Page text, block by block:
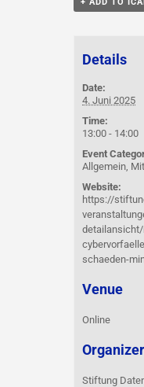
+ ADD TO
Details
Date:
4. Juni 2025
Time:
13:00 - 14:00
Event
Allgemein
Website:
https://
schaeden-
Venue
Online
Organizer
Stiftung